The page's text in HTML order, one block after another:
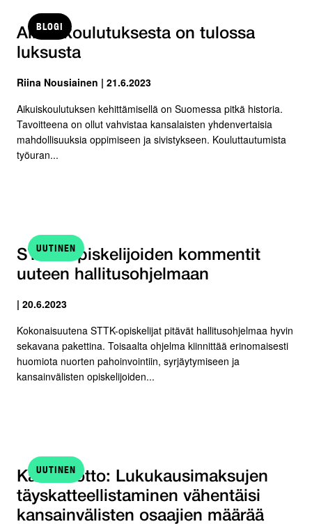
BLOGI
Aikuiskoulutuksesta on tulossa
luksusta
Riina Nousiainen | 21.6.2023
Aikuiskoulutuksen kehittämisellä on Suomessa pitkä historia.
Tavoitteena on ollut vahvistaa kansalaisten yhdenvertaisia
mahdollisuuksia oppimiseen ja sivistykseen. Kouluttautumista
työuran...
UUTINEN
STTK-Opiskelijoiden kommentit
uuteen hallitusohjelmaan
| 20.6.2023
Kokonaisuutena STTK-opiskelijat pitävät hallitusohjelmaa hyvin
sekavana pakettina. Toisaalta ohjelma kiinnittää erinomaisesti
huomiota nuorten pahoinvointiin, syrjäytymiseen ja
kansainvälisten opiskelijoiden...
UUTINEN
Kannanotto: Lukukausimaksujen
täyskatteellistaminen vähentäisi
kansainvälisten osaajien määrää